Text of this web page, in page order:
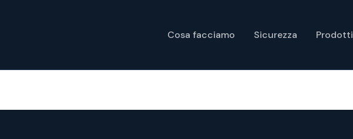
Cosa facciamo Sicurezza Prodotti